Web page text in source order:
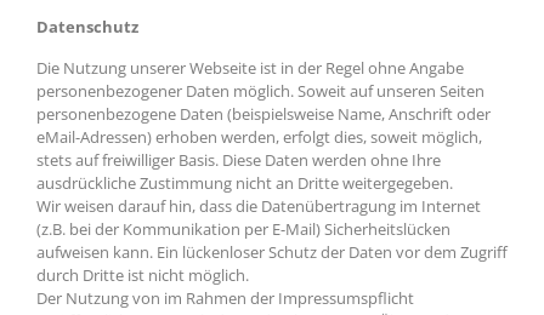
Datenschutz
Die Nutzung unserer Webseite ist in der Regel ohne Angabe
personenbezogener Daten möglich. Soweit auf unseren Seiten
personenbezogene Daten (beispielsweise Name, Anschrift oder
eMail-Adressen) erhoben werden, erfolgt dies, soweit möglich,
stets auf freiwilliger Basis. Diese Daten werden ohne Ihre
ausdrückliche Zustimmung nicht an Dritte weitergegeben.
Wir weisen darauf hin, dass die Datenübertragung im Internet
(z.B. bei der Kommunikation per E-Mail) Sicherheitslücken
aufweisen kann. Ein lückenloser Schutz der Daten vor dem Zugriff
durch Dritte ist nicht möglich.
Der Nutzung von im Rahmen der Impressumspflicht